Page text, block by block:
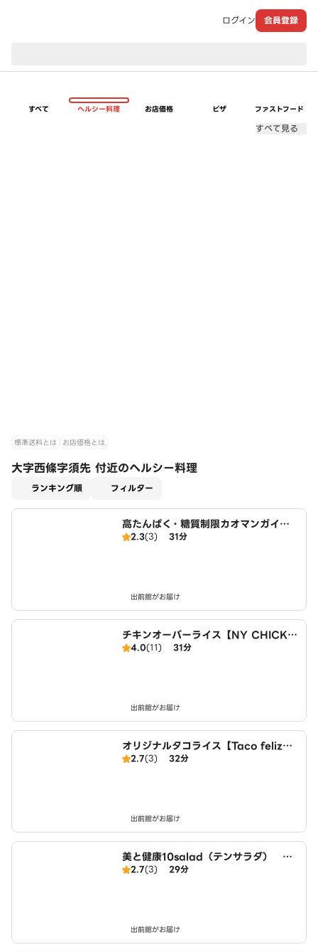
ログイン 会員登録
すべて ヘルシー料理 お店価格 ピザ ファストフード
すべて見る
標準送料とは お店価格とは
大字西條字須先 付近のヘルシー料理
ランキング順 フィルター
高たんぱく・糖質制限カオマンガイ
東京鶏飯食堂 名古屋店
2.3(3) 31分
出前館がお届け
チキンオーバーライス【NY CHICKE
N STAND】 名古屋店
4.0(11) 31分
出前館がお届け
オリジナルタコライス【Taco feliz】
名古屋店
2.7(3) 32分
出前館がお届け
美と健康10salad（テンサラダ） 名
古屋店
2.7(3) 29分
出前館がお届け